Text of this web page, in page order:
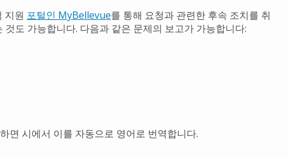
지원 포털인 MyBellevue를 통해 요청과 관련한 후속 조치를 취
도 가능합니다. 다음과 같은 문제의 보고가 가능합니다:
면 시에서 이를 자동으로 영어로 번역합니다.